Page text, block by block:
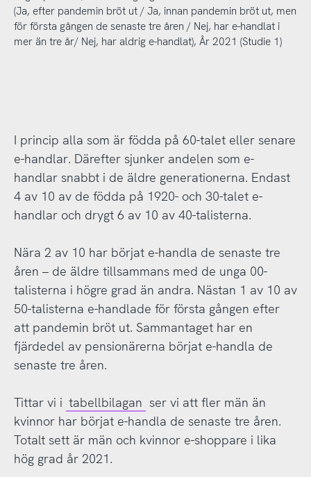
(Ja, efter pandemin bröt ut / Ja, innan pandemin bröt ut, men
för första gången de senaste tre åren / Nej, har e-handlat i
mer än tre år/ Nej, har aldrig e-handlat), År 2021 (Studie 1)
I princip alla som är födda på 60-talet eller senare
e-handlar. Därefter sjunker andelen som e-
handlar snabbt i de äldre generationerna. Endast
4 av 10 av de födda på 1920- och 30-talet e-
handlar och drygt 6 av 10 av 40-talisterna.
Nära 2 av 10 har börjat e-handla de senaste tre
åren – de äldre tillsammans med de unga 00-
talisterna i högre grad än andra. Nästan 1 av 10 av
50-talisterna e-handlade för första gången efter
att pandemin bröt ut. Sammantaget har en
fjärdedel av pensionärerna börjat e-handla de
senaste tre åren.
Tittar vi i tabellbilagan ser vi att fler män än
kvinnor har börjat e-handla de senaste tre åren.
Totalt sett är män och kvinnor e-shoppare i lika
hög grad år 2021.